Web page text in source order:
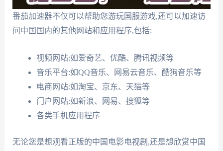
番茄加速器不仅可以帮助您游玩国服游戏,还可以加速访
问中国国内的其他网站和应用程序,包括:
视频网站:如爱奇艺、优酷、腾讯视频等
音乐平台:如QQ音乐、网易云音乐、酷狗音乐等
电商网站:如淘宝、京东、天猫等
门户网站:如新浪、网易、搜狐等
各类手机应用程序
无论您是想观看正版的中国电影电视剧,还是想欣赏中国